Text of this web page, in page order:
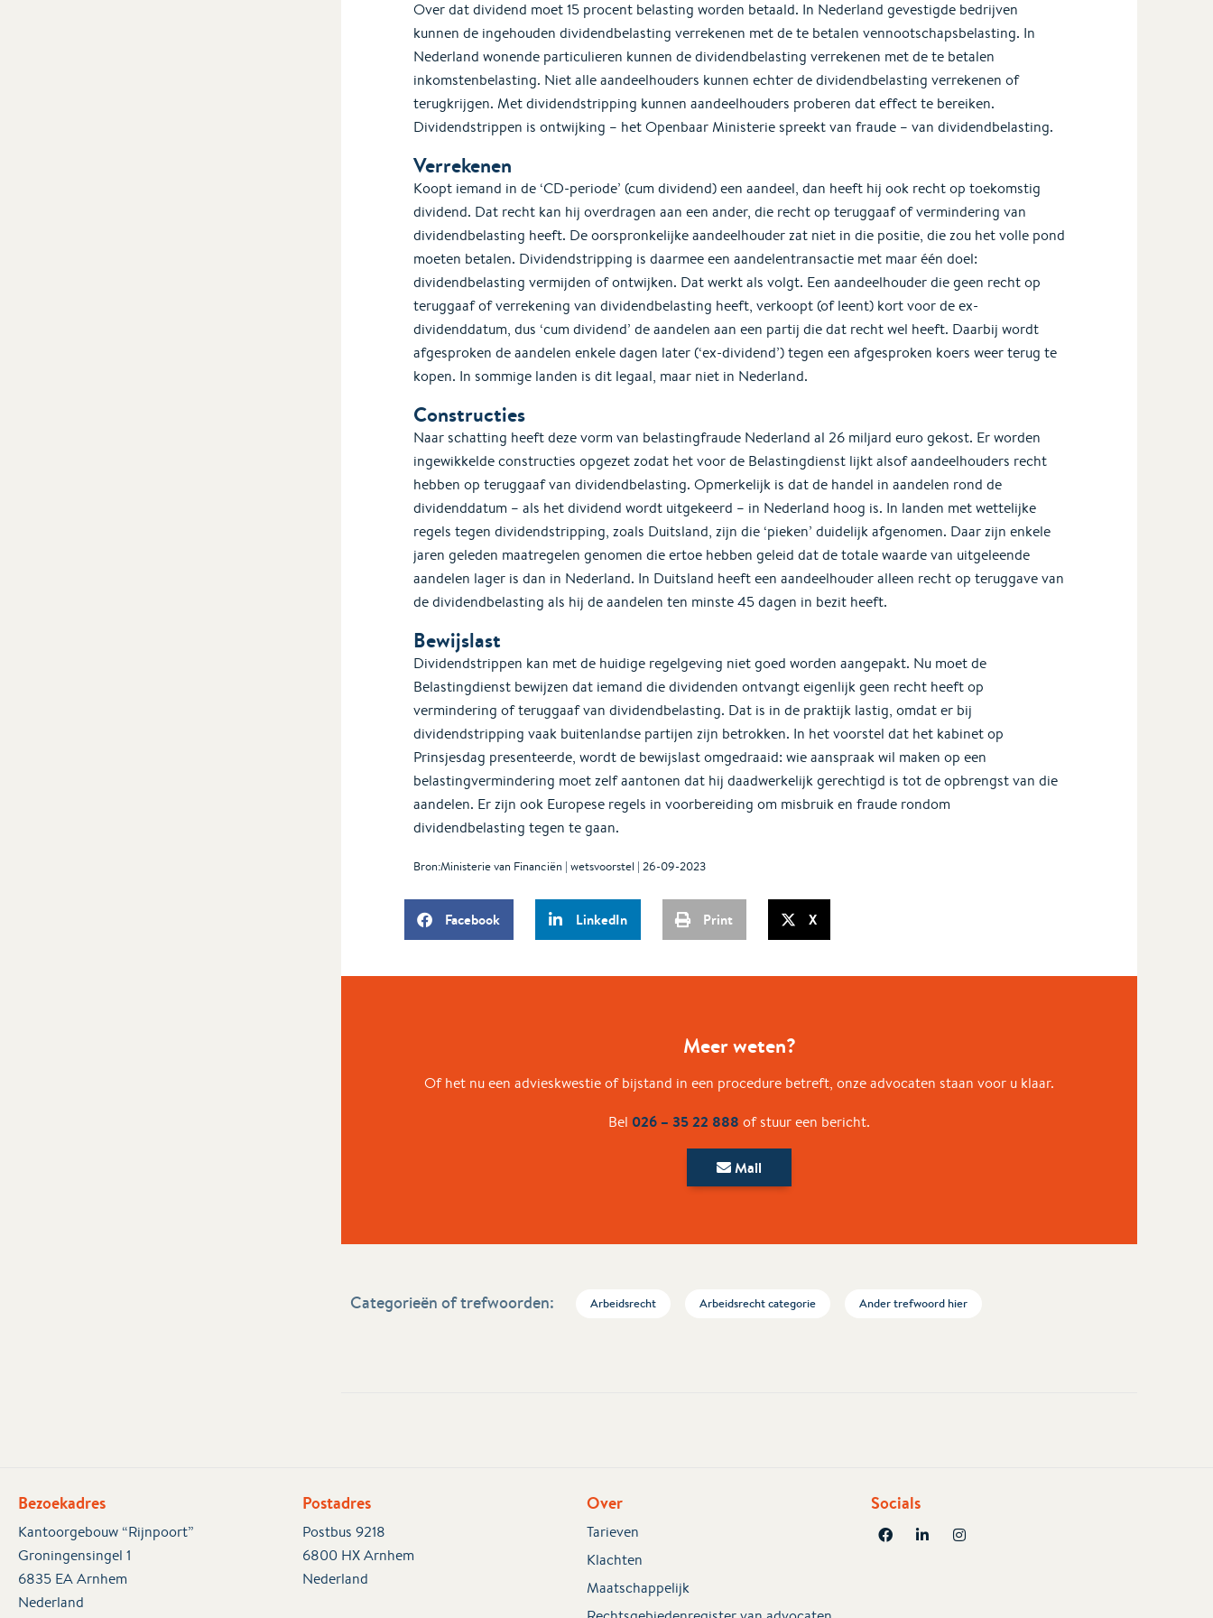
Over dat dividend moet 15 procent belasting worden betaald. In Nederland gevestigde bedrijven
kunnen de ingehouden dividendbelasting verrekenen met de te betalen vennootschapsbelasting. In
Nederland wonende particulieren kunnen de dividendbelasting verrekenen met de te betalen
inkomstenbelasting. Niet alle aandeelhouders kunnen echter de dividendbelasting verrekenen of
terugkrijgen. Met dividendstripping kunnen aandeelhouders proberen dat effect te bereiken.
Dividendstrippen is ontwijking – het Openbaar Ministerie spreekt van fraude – van dividendbelasting.
Verrekenen
Koopt iemand in de ‘CD-periode’ (cum dividend) een aandeel, dan heeft hij ook recht op toekomstig
dividend. Dat recht kan hij overdragen aan een ander, die recht op teruggaaf of vermindering van
dividendbelasting heeft. De oorspronkelijke aandeelhouder zat niet in die positie, die zou het volle pond
moeten betalen. Dividendstripping is daarmee een aandelentransactie met maar één doel:
dividendbelasting vermijden of ontwijken. Dat werkt als volgt. Een aandeelhouder die geen recht op
teruggaaf of verrekening van dividendbelasting heeft, verkoopt (of leent) kort voor de ex-
dividenddatum, dus ‘cum dividend’ de aandelen aan een partij die dat recht wel heeft. Daarbij wordt
afgesproken de aandelen enkele dagen later (‘ex-dividend’) tegen een afgesproken koers weer terug te
kopen. In sommige landen is dit legaal, maar niet in Nederland.
Constructies
Naar schatting heeft deze vorm van belastingfraude Nederland al 26 miljard euro gekost. Er worden
ingewikkelde constructies opgezet zodat het voor de Belastingdienst lijkt alsof aandeelhouders recht
hebben op teruggaaf van dividendbelasting. Opmerkelijk is dat de handel in aandelen rond de
dividenddatum – als het dividend wordt uitgekeerd – in Nederland hoog is. In landen met wettelijke
regels tegen dividendstripping, zoals Duitsland, zijn die ‘pieken’ duidelijk afgenomen. Daar zijn enkele
jaren geleden maatregelen genomen die ertoe hebben geleid dat de totale waarde van uitgeleende
aandelen lager is dan in Nederland. In Duitsland heeft een aandeelhouder alleen recht op teruggave van
de dividendbelasting als hij de aandelen ten minste 45 dagen in bezit heeft.
Bewijslast
Dividendstrippen kan met de huidige regelgeving niet goed worden aangepakt. Nu moet de
Belastingdienst bewijzen dat iemand die dividenden ontvangt eigenlijk geen recht heeft op
vermindering of teruggaaf van dividendbelasting. Dat is in de praktijk lastig, omdat er bij
dividendstripping vaak buitenlandse partijen zijn betrokken. In het voorstel dat het kabinet op
Prinsjesdag presenteerde, wordt de bewijslast omgedraaid: wie aanspraak wil maken op een
belastingvermindering moet zelf aantonen dat hij daadwerkelijk gerechtigd is tot de opbrengst van die
aandelen. Er zijn ook Europese regels in voorbereiding om misbruik en fraude rondom
dividendbelasting tegen te gaan.
Bron:Ministerie van Financiën | wetsvoorstel | 26-09-2023
Facebook LinkedIn Print X
Meer weten?
Of het nu een advieskwestie of bijstand in een procedure betreft, onze advocaten staan voor u klaar.
Bel 026 – 35 22 888 of stuur een bericht.
Mail
Categorieën of trefwoorden: Arbeidsrecht Arbeidsrecht categorie Ander trefwoord hier
Bezoekadres
Kantoorgebouw “Rijnpoort”
Groningensingel 1
6835 EA Arnhem
Nederland
Postadres
Postbus 9218
6800 HX Arnhem
Nederland
Over
Tarieven
Klachten
Maatschappelijk
Socials